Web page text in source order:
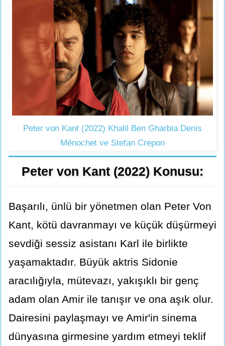
Peter von Kant (2022) Khalil Ben Gharbia Denis
Ménochet ve Stefan Crepon
Peter von Kant (2022) Konusu:
Başarılı, ünlü bir yönetmen olan Peter Von
Kant, kötü davranmayı ve küçük düşürmeyi
sevdiği sessiz asistanı Karl ile birlikte
yaşamaktadır. Büyük aktris Sidonie
aracılığıyla, mütevazı, yakışıklı bir genç
adam olan Amir ile tanışır ve ona aşık olur.
Dairesini paylaşmayı ve Amir'in sinema
dünyasına girmesine yardım etmeyi teklif